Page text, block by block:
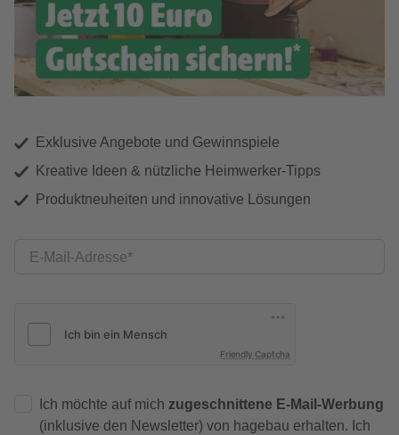
Exklusive Angebote und Gewinnspiele
Kreative Ideen & nützliche Heimwerker-Tipps
Produktneuheiten und innovative Lösungen
E-Mail-Adresse
Friendly Captcha
Ich möchte auf mich zugeschnittene E-Mail-Werbung
(inklusive den Newsletter) von hagebau erhalten. Ich